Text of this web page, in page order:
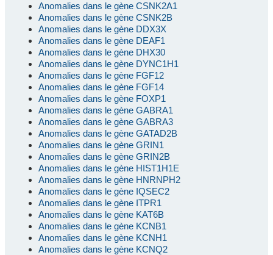
Anomalies dans le gène CSNK2A1
Anomalies dans le gène CSNK2B
Anomalies dans le gène DDX3X
Anomalies dans le gène DEAF1
Anomalies dans le gène DHX30
Anomalies dans le gène DYNC1H1
Anomalies dans le gène FGF12
Anomalies dans le gène FGF14
Anomalies dans le gène FOXP1
Anomalies dans le gène GABRA1
Anomalies dans le gène GABRA3
Anomalies dans le gène GATAD2B
Anomalies dans le gène GRIN1
Anomalies dans le gène GRIN2B
Anomalies dans le gène HIST1H1E
Anomalies dans le gène HNRNPH2
Anomalies dans le gène IQSEC2
Anomalies dans le gène ITPR1
Anomalies dans le gène KAT6B
Anomalies dans le gène KCNB1
Anomalies dans le gène KCNH1
Anomalies dans le gène KCNQ2